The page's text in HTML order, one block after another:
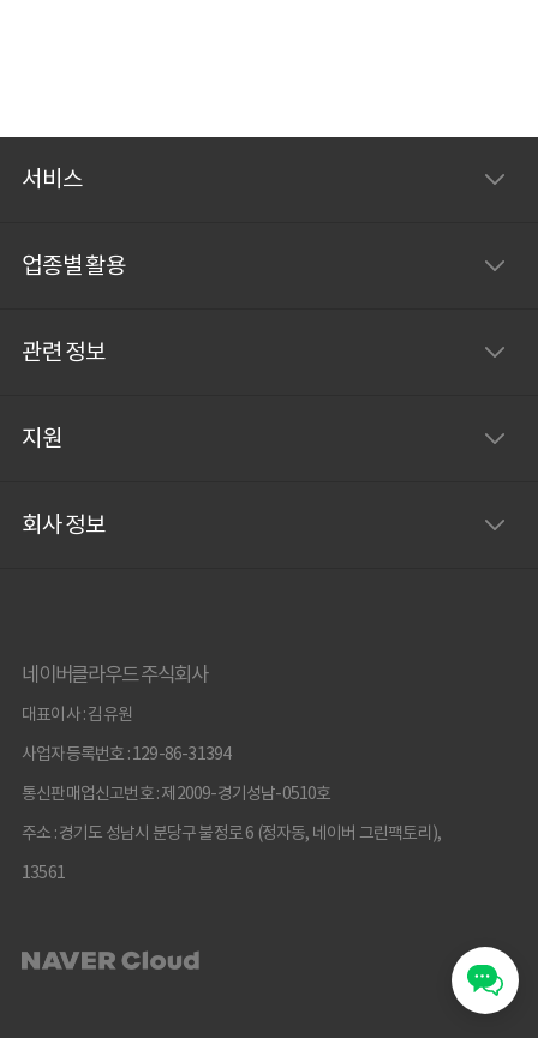
젝트 프로젝트
서비스
업종별 활용
관련 정보
지원
회사 정보
네이버클라우드 주식회사
대표이사 : 김유원
사업자등록번호 : 129-86-31394
통신판매업신고번호 : 제2009-경기성남-0510호
주소 : 경기도 성남시 분당구 불정로 6 (정자동, 네이버 그린팩토리),
13561